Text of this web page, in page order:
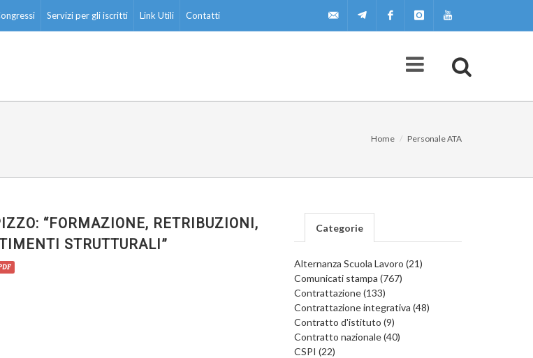
Servizi per gli iscritti Link Utili Contatti
Home Personale ATA
“FORMAZIONE, RETRIBUZIONI,
STRUTTURALI”
Categorie
Alternanza Scuola Lavoro (21)
Comunicati stampa (767)
Contrattazione (133)
Contrattazione integrativa (48)
Contratto d'istituto (9)
Contratto nazionale (40)
CSPI (22)